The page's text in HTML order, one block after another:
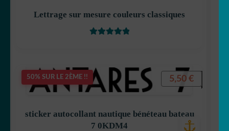
Lettrage sur mesure couleurs classiques
50% SUR LE 2ÈME !!
sticker autocollant nautique bénéteau bateau
7 0KDM4
5,50 €